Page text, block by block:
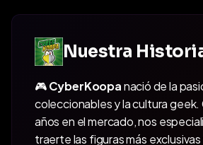
Nuestra
🎮CyberKoopanació de la
coleccionables y la cultura geek.
años en el mercado, nos
traerte las figuras más